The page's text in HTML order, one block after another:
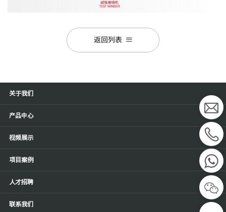
返回列表
关于我们
产品中心
视频展示
项目案例
人才招聘
联系我们